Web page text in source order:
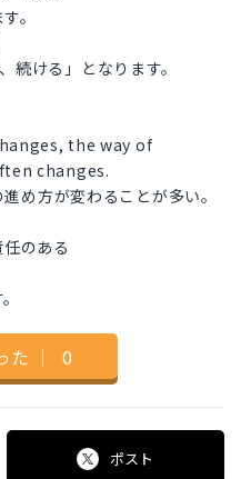
。
ける」となります。
the way of
changes.
め方が変わることが多い。
のある
た ｜ 0
ポスト